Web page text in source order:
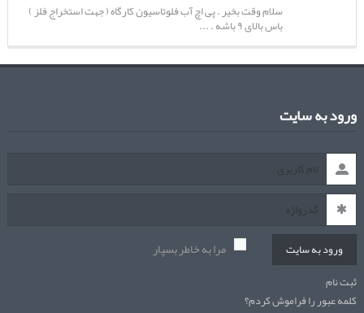
سلام وقت بخیر . پی اچ آب فلوتاسیون کارگاه ( جهت استخراج فلز )
باس بالای ۹ باشه . ...
ورود به سایت
ورود به سایت مرا به خاطر بسپار
ثبت نام
کلمه عبور را فراموش کردم؟